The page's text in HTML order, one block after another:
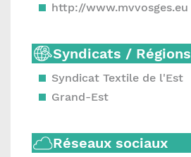
http://www.mvvosges.eu
Syndicats / Régions
Syndicat Textile de l'Est
Grand-Est
Réseaux sociaux